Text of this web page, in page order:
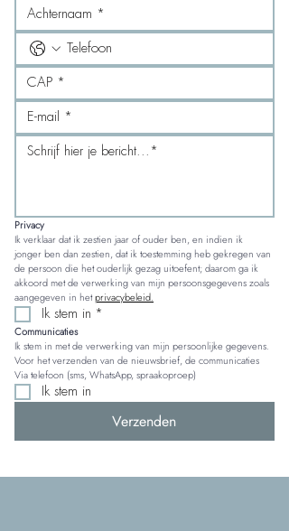
Privacy
Ik verklaar dat ik zestien jaar of ouder ben, en indien ik
jonger ben dan zestien, dat ik toestemming heb gekregen van
de persoon die het ouderlijk gezag uitoefent; daarom ga ik
akkoord met de verwerking van mijn persoonsgegevens zoals
aangegeven in het privacybeleid.
Ik stem in *
Communicaties
Ik stem in met de verwerking van mijn persoonlijke gegevens.
Voor het verzenden van de nieuwsbrief, de communicaties
Via telefoon (sms, WhatsApp, spraakoproep)
Ik stem in
Verzenden